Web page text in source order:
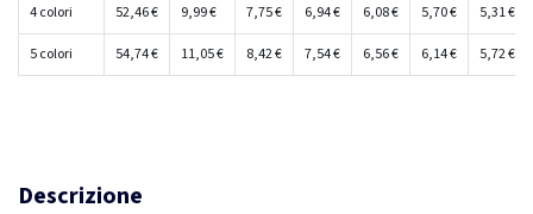
4 colori 52,46 € 9,99 € 7,75 € 6,94 € 6,08 € 5,70 € 5,31 €
5 colori 54,74 € 11,05 € 8,42 € 7,54 € 6,56 € 6,14 € 5,72 €
Descrizione